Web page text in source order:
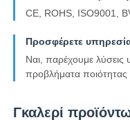
CE, ROHS, ISO9001,
Προσφέρετε
Ναι, παρέχουμε λύσεις
προβλήματα
Γκαλερί